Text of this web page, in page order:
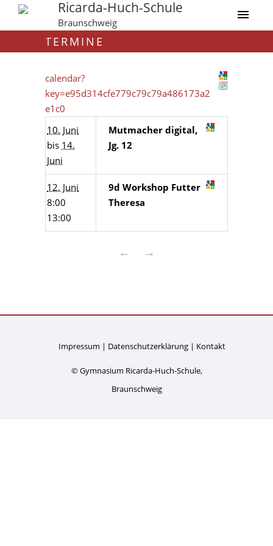
Ricarda-Huch-Schule
Braunschweig
TERMINE
calendar?
key=e95d314cfe779c79c79a486173a2
e1c0
10. Juni
bis 14.
Juni
Mutmacher digital,
Jg. 12
12. Juni
8:00
13:00
9d Workshop Futter
Theresa
← →
Impressum Datenschutzerklärung Kontakt
© Gymnasium Ricarda-Huch-Schule,
Braunschweig